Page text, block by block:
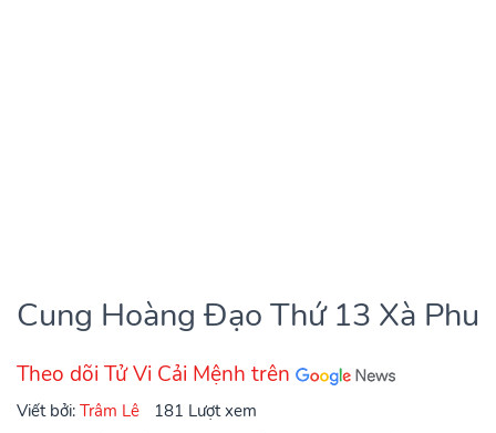
Cung Hoàng Đạo Thứ 13 Xà Phu
Theo dõi Tử Vi Cải Mệnh trên
Viết bởi:Trâm Lê
181 Lượt xem